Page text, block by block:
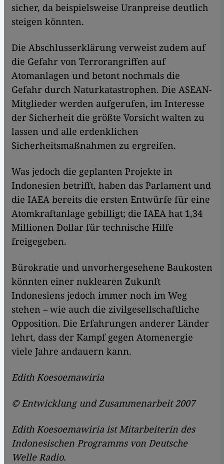
sicher, da beispielsweise Uranpreise deutlich
steigen könnten.
Die Abschlusserklärung verweist zudem auf
die Gefahr von Terrorangriffen auf
Atomanlagen und betont nochmals die
Gefahr durch Naturkatastrophen. Die ASEAN-
Mitglieder werden aufgerufen, im Interesse
der Sicherheit die größte Vorsicht walten zu
lassen und alle erdenklichen
Sicherheitsmaßnahmen zu ergreifen.
Was jedoch die geplanten Projekte in
Indonesien betrifft, haben das Parlament und
die IAEA bereits die ersten Entwürfe für eine
Atomkraftanlage gebilligt; die IAEA hat 1,34
Millionen Dollar für technische Hilfe
freigegeben.
Bürokratie und unvorhergesehene Baukosten
könnten einer nuklearen Zukunft
Indonesiens jedoch immer noch im Weg
stehen – wie auch die zivilgesellschaftliche
Opposition. Die Erfahrungen anderer Länder
lehrt, dass der Kampf gegen Atomenergie
viele Jahre andauern kann.
Edith Koesoemawiria
© Entwicklung und Zusammenarbeit 2007
Edith Koesoemawiria ist Mitarbeiterin des
Indonesischen Programms von Deutsche
Welle Radio.